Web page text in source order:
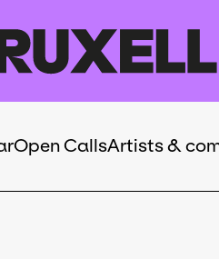
Open CallsArtists &